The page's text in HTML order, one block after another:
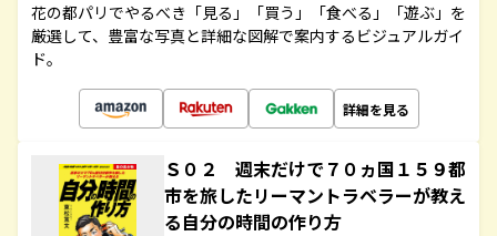
花の都パリでやるべき「見る」「買う」「食べる」「遊ぶ」を
厳選して、豊富な写真と詳細な図解で案内するビジュアルガイ
ド。
詳細を見る
Ｓ０２ 週末だけで７０ヵ国１５９都
市を旅したリーマントラベラーが教え
る自分の時間の作り方